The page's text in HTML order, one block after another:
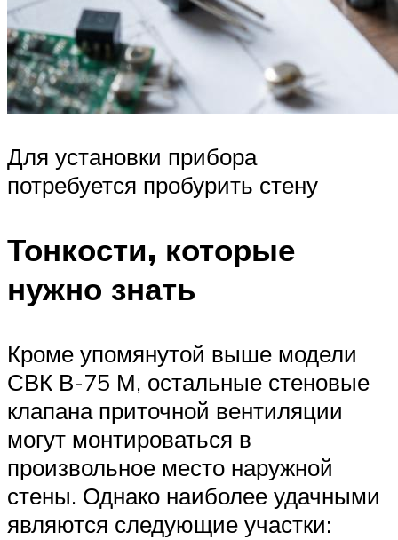
Для установки прибора
потребуется пробурить стену
Тонкости, которые
нужно знать
Кроме упомянутой выше модели
СВК В-75 М, остальные стеновые
клапана приточной вентиляции
могут монтироваться в
произвольное место наружной
стены. Однако наиболее удачными
являются следующие участки: